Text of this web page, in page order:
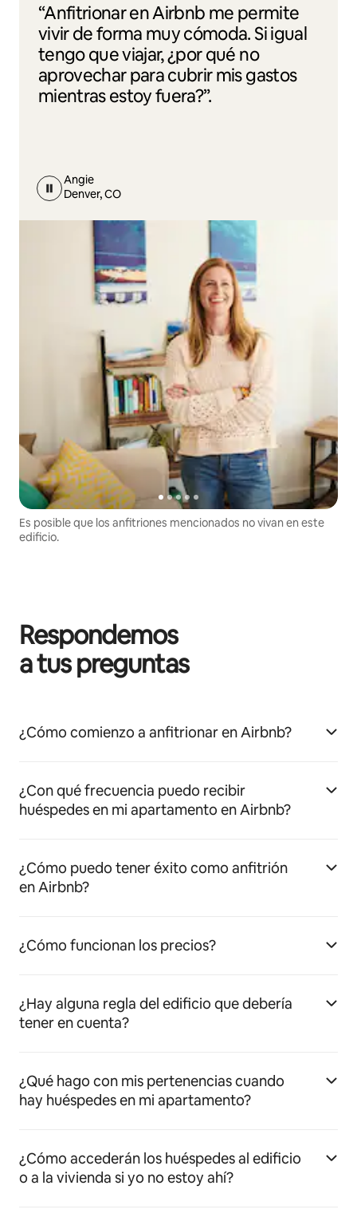
“Anfitrionar en Airbnb me permite
vivir de forma muy cómoda. Si igual
tengo que viajar, ¿por qué no
aprovechar para cubrir mis gastos
mientras estoy fuera?”.
Angie
Denver, CO
Es posible que los anfitriones mencionados no vivan en este
edificio.
Respondemos
a tus preguntas
¿Cómo comienzo a anfitrionar en Airbnb?
¿Con qué frecuencia puedo recibir
huéspedes en mi apartamento en Airbnb?
¿Cómo puedo tener éxito como anfitrión
en Airbnb?
¿Cómo funcionan los precios?
¿Hay alguna regla del edificio que debería
tener en cuenta?
¿Qué hago con mis pertenencias cuando
hay huéspedes en mi apartamento?
¿Cómo accederán los huéspedes al edificio
o a la vivienda si yo no estoy ahí?